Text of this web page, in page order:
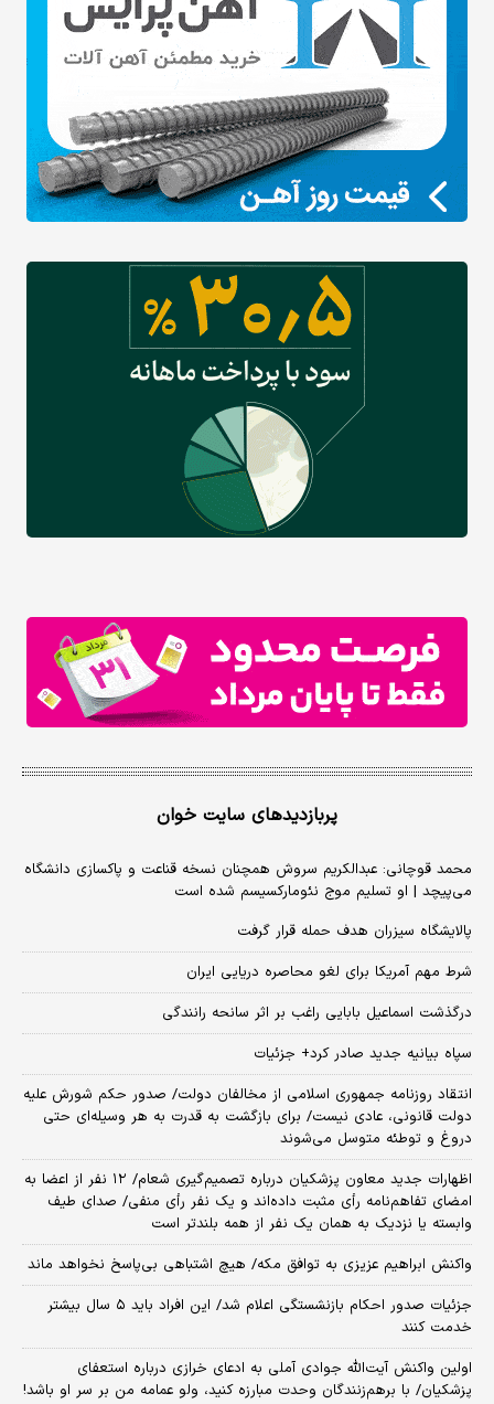
پربازدیدهای سایت خوان
محمد قوچانی: عبدالکریم سروش همچنان نسخه قناعت و پاکسازی دانشگاه
می‌پیچد | او تسلیم موج نئومارکسیسم شده است
پالایشگاه سیزران هدف حمله قرار گرفت
شرط مهم آمریکا برای لغو محاصره دریایی ایران
درگذشت اسماعیل بابایی راغب بر اثر سانحه رانندگی
سپاه بیانیه جدید صادر کرد+ جزئیات
انتقاد روزنامه جمهوری اسلامی از مخالفان دولت/ صدور حکم شورش علیه
دولت قانونی، عادی نیست/ برای بازگشت به قدرت به هر وسیله‌ای حتی
دروغ و توطئه متوسل می‌شوند
اظهارات جدید معاون پزشکیان درباره تصمیم‌گیری شعام/ ۱۲ نفر از اعضا به
امضای تفاهم‌نامه رأی مثبت داده‌اند و یک نفر رأی منفی/ صدای طیف
وابسته یا نزدیک به همان یک نفر از همه بلندتر است
واکنش ابراهیم عزیزی به توافق مکه/ هیچ اشتباهی بی‌پاسخ نخواهد ماند
جزئیات صدور احکام بازنشستگی اعلام شد/ این افراد باید ۵ سال بیشتر
خدمت کنند
اولین واکنش آیت‌الله جوادی آملی به ادعای خرازی درباره استعفای
پزشکیان/ با برهم‌زنندگان وحدت مبارزه کنید، ولو عمامه من بر سر او باشد!